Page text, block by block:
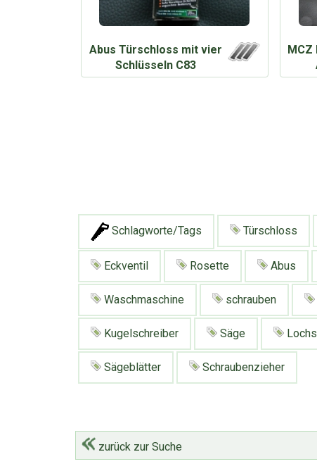
Abus Türschloss mit vier
Schlüsseln C83
Schlagworte/Tags Türschloss
Eckventil Rosette Abus
Waschmaschine schrauben
Kugelschreiber Säge
Sägeblätter Schraubenzieher
zurück zur Suche